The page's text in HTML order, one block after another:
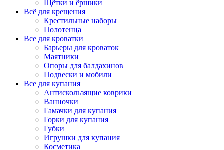
Щётки и ёршики
Всё для крещения
Крестильные наборы
Полотенца
Все для кроватки
Барьеры для кроваток
Маятники
Опоры для балдахинов
Подвески и мобили
Все для купания
Антискользящие коврики
Ванночки
Гамачки для купания
Горки для купания
Губки
Игрушки для купания
Косметика